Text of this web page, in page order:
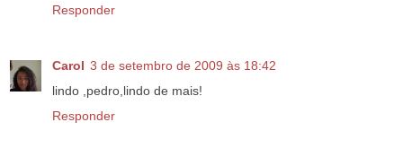
Responder
Carol 3 de setembro de 2009 às 18:42
lindo ,pedro,lindo de mais!
Responder